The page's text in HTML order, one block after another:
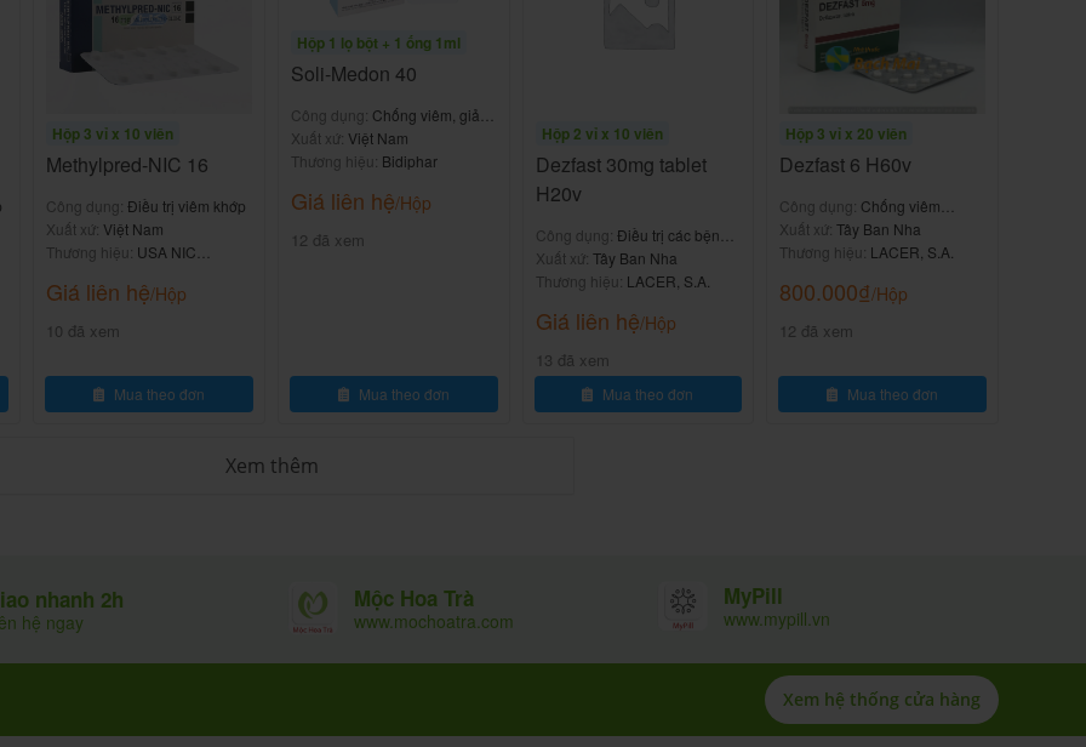
Mediplantex (Hà Nội, Việt Nam).
ương Mediplantex.
xác, viên 8mg tiện lợi chia liều (dễ cắt đôi nếu
hiệu quả tương đương các biệt
stearate, talc và các tá dược khác vừa đủ
xuất 6-alpha-methyl của prednisolone).
Hộp 3 vỉ x 10 viên
Methylpred-NIC 16
Công dụng: Điều trị viêm khớp
Xuất xứ: Việt Nam
Thương hiệu: USA NIC
Giá liên hệ/Hộp
10 đã xem
Mua theo đơn
Hộp 1 lọ bột + 1 ống 1ml
Soli-Medon 40
Công dụng: Chống viêm, giảm
miễn dịch
Xuất xứ: Việt Nam
Thương hiệu: Bidiphar
Giá liên hệ/Hộp
12 đã xem
Mua theo đơn
Hộp 2 vỉ x 10 viên
Dezfast 30mg tablet
H20v
Công dụng: Điều trị các bệnh
lý viêm nặng
Xuất xứ: Tây Ban Nha
Thương hiệu: LACER, S.A.
Giá liên hệ/Hộp
13 đã xem
Mua theo đơn
Hộp 3 vỉ x 20 viên
Dezfast 6 H60v
Công dụng: Chống viêm
xương khớp
Xuất xứ: Tây Ban Nha
Thương hiệu: LACER, S.A.
800.000₫/Hộp
12 đã xem
Mua theo đơn
Xem thêm
nhanh 2h
hệ ngay
Mộc Hoa Trà
www.mochoatra.com
MyPill
www.mypill.vn
Xem hệ thống cửa hàng